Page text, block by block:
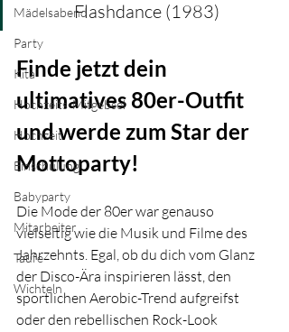
Mädelsabend
Party
Kita
Hochzeits-Mitgebsel
Hochzeit
Einschulung
Babyparty
Mitarbeiter
Taufe
Wichteln
Flashdance (1983)
Finde jetzt dein
ultimatives 80er-Outfit
und werde zum Star der
Mottoparty!
Die Mode der 80er war genauso
vielseitig wie die Musik und Filme des
Jahrzehnts. Egal, ob du dich vom Glanz
der Disco-Ära inspirieren lässt, den
sportlichen Aerobic-Trend aufgreifst
oder den rebellischen Rock-Look